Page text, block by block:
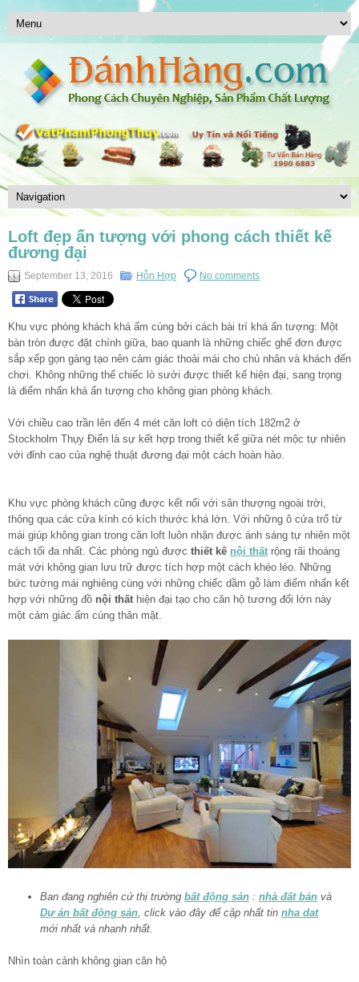
Loft đẹp ấn tượng với phong cách thiết kế
đương đại
September 13, 2016 Hỗn Hợp No comments
Khu vực phòng khách khá ấm cúng bởi cách bài trí khá ấn tượng: Một
bàn tròn được đặt chính giữa, bao quanh là những chiếc ghế đơn được
sắp xếp gọn gàng tạo nên cảm giác thoải mái cho chủ nhân và khách đến
chơi. Không những thế chiếc lò sưởi được thiết kế hiện đại, sang trọng
là điểm nhấn khá ấn tượng cho không gian phòng khách.
Với chiều cao trần lên đến 4 mét căn loft có diện tích 182m2 ở
Stockholm Thụy Điển là sự kết hợp trong thiết kế giữa nét mộc tự nhiên
với đỉnh cao của nghệ thuật đương đại một cách hoàn hảo.
Khu vực phòng khách cũng được kết nối với sân thượng ngoài trời,
thông qua các cửa kính có kích thước khá lớn. Với những ô cửa trổ từ
mái giúp không gian trong căn loft luôn nhận được ánh sáng tự nhiên một
cách tối đa nhất. Các phòng ngủ được thiết kế nội thất rộng rãi thoáng
mát với không gian lưu trữ được tích hợp một cách khéo léo. Những
bức tường mái nghiêng cùng với những chiếc dầm gỗ làm điểm nhấn kết
hợp với những đồ nội thất hiện đại tạo cho căn hộ tương đối lớn này
một cảm giác ấm cúng thân mật.
Ban đang nghiên cứ thị trường bất động sản : nhà đất bán và
Dự án bất động sản, click vào đây để cập nhất tin nha dat
mới nhất và nhanh nhất.
Nhìn toàn cảnh không gian căn hộ